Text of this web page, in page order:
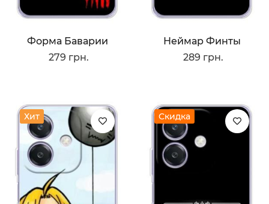
Форма Баварии
279 грн.
Неймар Финты
289 грн.
Хит Скидка